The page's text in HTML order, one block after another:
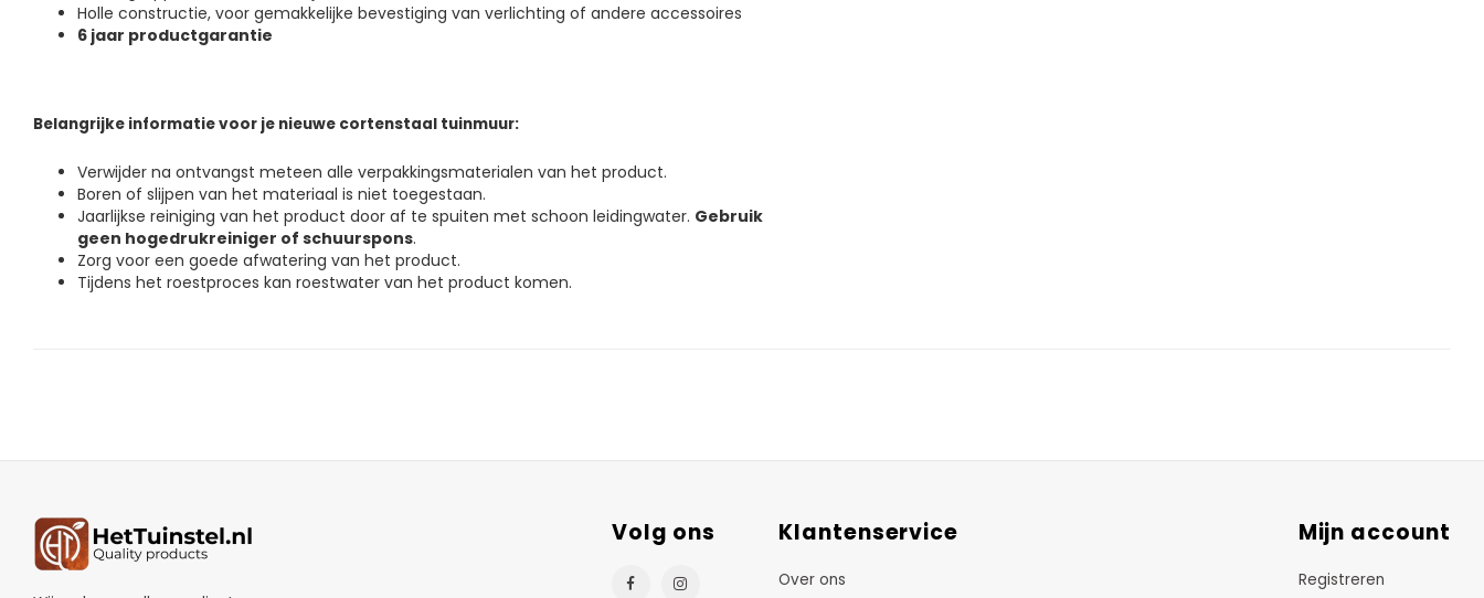
Holle constructie, voor gemakkelijke bevestiging van verlichting of andere accessoires
6 jaar productgarantie
Belangrijke informatie voor je nieuwe cortenstaal tuinmuur:
Verwijder na ontvangst meteen alle verpakkingsmaterialen van het product.
Boren of slijpen van het materiaal is niet toegestaan.
Jaarlijkse reiniging van het product door af te spuiten met schoon leidingwater. Gebruik
geen hogedrukreiniger of schuurspons.
Zorg voor een goede afwatering van het product.
Tijdens het roestproces kan roestwater van het product komen.
Volg ons Klantenservice
Over ons
Mijn account
Registreren